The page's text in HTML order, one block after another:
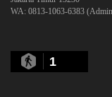
WA: 0813-1063-6383
1